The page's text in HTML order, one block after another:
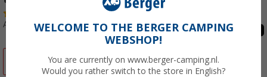
Artikelnr: 85584046
WELCOME TO THE BERGER CAMPING
WEBSHOP!
You are currently on www.berger-camping.nl.
Would you rather switch to the store in English?